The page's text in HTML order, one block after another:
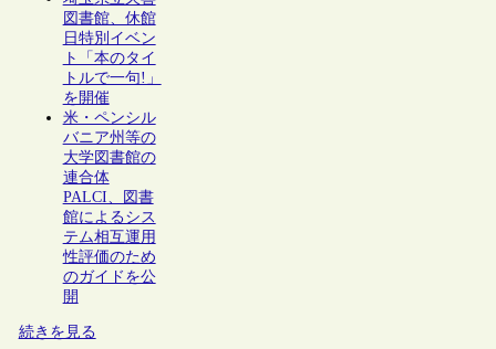
図書館、休館
日特別イベン
ト「本のタイ
トルで一句!」
を開催
米・ペンシル
バニア州等の
大学図書館の
連合体
PALCI、図書
館によるシス
テム相互運用
性評価のため
のガイドを公
開
続きを見る